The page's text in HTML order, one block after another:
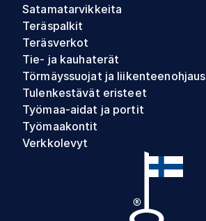
Satamatarvikkeita
Teräspalkit
Teräsverkot
Tie- ja kauhaterät
Törmäyssuojat ja liikenteenohjaus
Tulenkestävät eristeet
Työmaa-aidat ja portit
Työmaakontit
Verkkolevyt